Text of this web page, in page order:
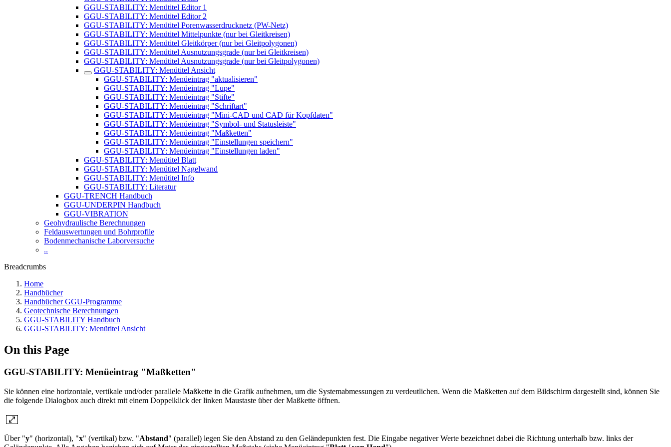
GGU-STABILITY: Menütitel Editor 1
GGU-STABILITY: Menütitel Editor 2
GGU-STABILITY: Menütitel Porenwasserdrucknetz (PW-Netz)
GGU-STABILITY: Menütitel Mittelpunkte (nur bei Gleitkreisen)
GGU-STABILITY: Menütitel Gleitkörper (nur bei Gleitpolygonen)
GGU-STABILITY: Menütitel Ausnutzungsgrade (nur bei Gleitkreisen)
GGU-STABILITY: Menütitel Ausnutzungsgrade (nur bei Gleitpolygonen)
GGU-STABILITY: Menütitel Ansicht
GGU-STABILITY: Menüeintrag "aktualisieren"
GGU-STABILITY: Menüeintrag "Lupe"
GGU-STABILITY: Menüeintrag "Stifte"
GGU-STABILITY: Menüeintrag "Schriftart"
GGU-STABILITY: Menüeintrag "Mini-CAD und CAD für Kopfdaten"
GGU-STABILITY: Menüeintrag "Symbol- und Statusleiste"
GGU-STABILITY: Menüeintrag "Maßketten"
GGU-STABILITY: Menüeintrag "Einstellungen speichern"
GGU-STABILITY: Menüeintrag "Einstellungen laden"
GGU-STABILITY: Menütitel Blatt
GGU-STABILITY: Menütitel Nagelwand
GGU-STABILITY: Menütitel Info
GGU-STABILITY: Literatur
GGU-TRENCH Handbuch
GGU-UNDERPIN Handbuch
GGU-VIBRATION
Geohydraulische Berechnungen
Feldauswertungen und Bohrprofile
Bodenmechanische Laborversuche
..
Breadcrumbs
Home
Handbücher
Handbücher GGU-Programme
Geotechnische Berechnungen
GGU-STABILITY Handbuch
GGU-STABILITY: Menütitel Ansicht
On this Page
GGU-STABILITY: Menüeintrag "Maßketten"
Sie können eine horizontale, vertikale und/oder parallele Maßkette in die Grafik aufnehmen, um die Systemabmessungen zu verdeutlichen. Wenn die Maßketten auf dem Bildschirm dargestellt sind, können Sie
die folgende Dialogbox auch direkt mit einem Doppelklick der linken Maustaste über der Maßkette öffnen.
Über "y" (horizontal), "x" (vertikal) bzw. "Abstand" (parallel) legen Sie den Abstand zu den Geländepunkten fest. Die Eingabe negativer Werte bezeichnet dabei die Richtung unterhalb bzw. links der